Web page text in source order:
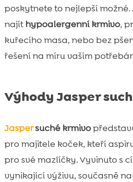
poskytnete to nejlepší možné.
najíthypoalergenní krmivo,
kuřecího masa, nebo bez
řešení na míru vaším
Výhody Jasper
Jaspersuché krmivo
pro majitele koček, kteří
pro své mazlíčky. Vyvinuto s
vynikající výživu, současně